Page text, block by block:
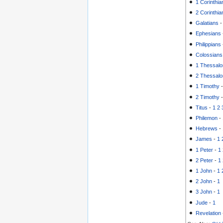
1
2
Galatians
Ephesians
Philippians
Colossians
1
2
1 Timothy
2 Timothy
Titus - 1 2
Philemon -
Hebrews -
James -1
1 Peter - 1
2 Peter - 1
1 John - 1
2 John - 1
3 John -1
Jude - 1
Revelation